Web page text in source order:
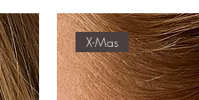
X-Mas